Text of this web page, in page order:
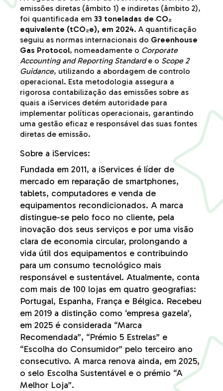
emissões diretas (âmbito 1) e indiretas (âmbito 2),
foi quantificada em 33 toneladas de CO₂
equivalente (tCO₂e), em 2024. A quantificação
seguiu as normas internacionais do Greenhouse
Gas Protocol, nomeadamente o Corporate
Accounting and Reporting Standarde o Scope 2
Guidance, utilizando a abordagem de controlo
operacional. Esta metodologia assegura a
rigorosa contabilização das emissões sobre as
quais a iServices detém autoridade para
implementar políticas operacionais, garantindo
uma gestão eficaz e responsável das suas fontes
diretas de emissão.
Sobre a iServices:
Fundada em 2011, a iServices é líder de
mercado em reparação de smartphones,
tablets, computadores e venda de
equipamentos recondicionados. A marca
distingue-se pelo foco no cliente, pela
inovação dos seus serviços e por uma visão
clara de economia circular, prolongando a
vida útil dos equipamentos e contribuindo
para um consumo tecnológico mais
responsável e sustentável. Atualmente, conta
com mais de 100 lojas em quatro geografias:
Portugal, Espanha, França e Bélgica. Recebeu
em 2019 a distinção como ‘empresa gazela’,
em 2025 é considerada “Marca
Recomendada”, “Prémio 5 Estrelas” e
“Escolha do Consumidor” pelo terceiro ano
consecutivo. A marca renova ainda, em 2025,
o selo Escolha Sustentável e o prémio “A
Melhor Loja”.